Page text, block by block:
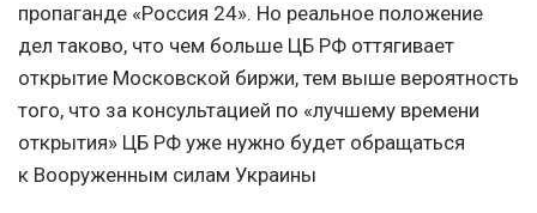
пропаганде «Россия 24». Но реальное положение
дел таково, что чем больше ЦБ РФ оттягивает
открытие Московской биржи, тем выше вероятность
того, что за консультацией по «лучшему времени
открытия» ЦБ РФ уже нужно будет обращаться
к Вооруженным силам Украины